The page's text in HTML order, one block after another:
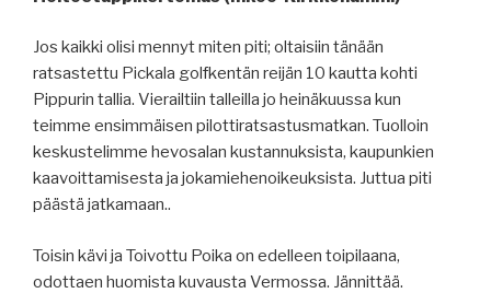
Jos kaikki olisi mennyt miten piti; oltaisiin tänään
ratsastettu Pickala golfkentän reijän 10 kautta kohti
Pippurin tallia. Vierailtiin talleilla jo heinäkuussa kun
teimme ensimmäisen pilottiratsastusmatkan. Tuolloin
keskustelimme hevosalan kustannuksista, kaupunkien
kaavoittamisesta ja jokamiehenoikeuksista. Juttua piti
päästä jatkamaan..
Toisin kävi ja Toivottu Poika on edelleen toipilaana,
odottaen huomista kuvausta Vermossa. Jännittää.